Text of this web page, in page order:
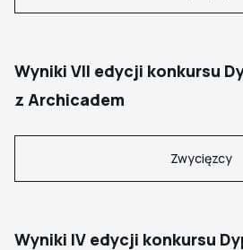
Wyniki VII edycji konkursu
z Archicadem
Zwycięzcy
Wyniki IV edycji konkursu